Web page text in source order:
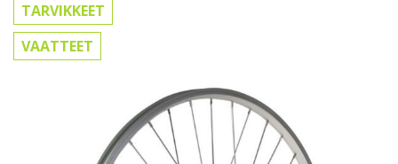
TARVIKKEET
VAATTEET